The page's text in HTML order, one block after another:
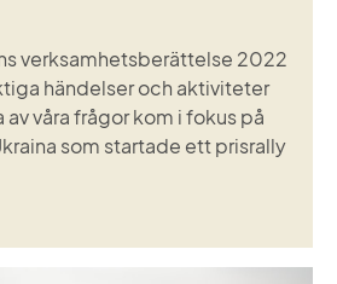
verksamhetsberättelse 2022
händelser och aktiviteter
av våra frågor kom i fokus på
som startade ett prisrally